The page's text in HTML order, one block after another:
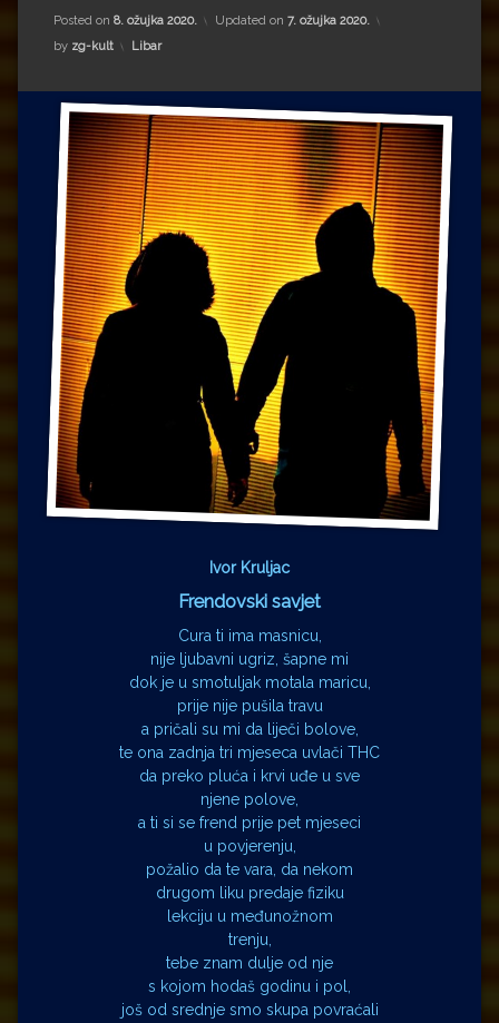
Drugi autori
Drugi autori
Matea Andrić
Ljiljana Lekanić-Kljaić
Željko Krznarić
Mario Lovreković
Miroslav Šantek
Posted on 8. ožujka 2020. Updated on 7. ožujka 2020.
by zg-kult Kategorije:
Libar
Ivor Kruljac
Frendovski savjet
Cura ti ima masnicu,
nije ljubavni ugriz, šapne mi
dok je u smotuljak motala maricu,
prije nije pušila travu
a pričali su mi da liječi bolove,
te ona zadnja tri mjeseca uvlači THC
da preko pluća i krvi uđe u sve
njene polove,
a ti si se frend prije pet mjeseci
u povjerenju,
požalio da te vara, da nekom
drugom liku predaje fiziku
lekciju u međunožnom
trenju,
tebe znam dulje od nje
s kojom hodaš godinu i pol,
još od srednje smo skupa povraćali